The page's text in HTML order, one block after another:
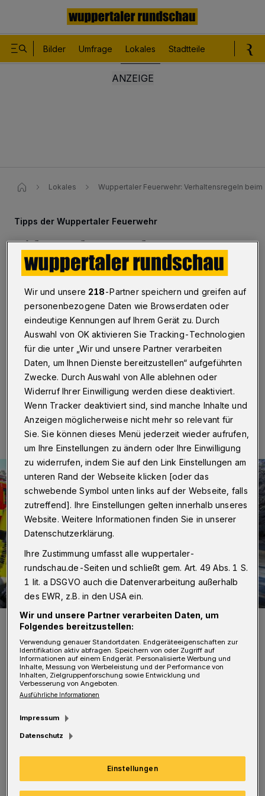
Bilder Umfrage Lokales Stadtteile
Lokales Wuppertaler Feuerwehr: Verhaltensregeln
Tipps der Wuppertaler Feuerwehr
Video: Advent, Advent – was
tun, wenn der Baum brennt?
Wuppertal·Alle Jahre wieder ... ist die Wuppertaler
Feuerwehr in der Advents- und Weihnachtszeit im
Einsatz, weil Tannenbäume in Brand geraten. Sie gibt
Tipps, wie man sich im Fall der Fälle verhalten sollte. Ein
Video der Wuppertaler Rundschau von Christoph
Petersen.
23.12.2022 , 00:00 Uhr Eine Minute Lesezeit
Die Flammen breiten sich rasend schnell aus.
Foto: Christoph Petersen
Befindet sich der Brand aber schon aus der
Phase der Entstehung hinaus und in voller
Wir und unsere 218-Partner speichern und greifen auf
personenbezogene Daten wie Browserdaten oder
eindeutige Kennungen auf Ihrem Gerät zu. Durch
Auswahl von OK aktivieren Sie Tracking-Technologien
für die unter „Wir und unsere Partner verarbeiten
Daten, um Ihnen Dienste bereitzustellen“ aufgeführten
Zwecke. Durch Auswahl von Alle ablehnen oder
Widerruf Ihrer Einwilligung werden diese deaktiviert.
Wenn Tracker deaktiviert sind, sind manche Inhalte und
Anzeigen möglicherweise nicht mehr so relevant für
Sie. Sie können dieses Menü jederzeit wieder aufrufen,
um Ihre Einstellungen zu ändern oder Ihre Einwilligung
zu widerrufen, indem Sie auf den Link Einstellungen am
unteren Rand der Webseite klicken [oder das
schwebende Symbol unten links auf der Webseite, falls
zutreffend]. Ihre Einstellungen gelten innerhalb unseres
Website. Weitere Informationen finden Sie in unserer
Datenschutzerklärung.
Ihre Zustimmung umfasst alle wuppertaler-
rundschau.de-Seiten und schließt gem. Art. 49 Abs. 1 S.
1 lit. a DSGVO auch die Datenverarbeitung außerhalb
des EWR, z.B. in den USA ein.
Wir und unsere Partner verarbeiten Daten, um
Folgendes bereitzustellen:
Verwendung genauer Standortdaten. Endgeräteeigenschaften zur
Identifikation aktiv abfragen. Speichern von oder Zugriff auf
Informationen auf einem Endgerät. Personalisierte Werbung und
Inhalte, Messung von Werbeleistung und der Performance von
Inhalten, Zielgruppenforschung sowie Entwicklung und
Verbesserung von Angeboten.
Ausführliche Informationen
Impressum
Datenschutz
Einstellungen